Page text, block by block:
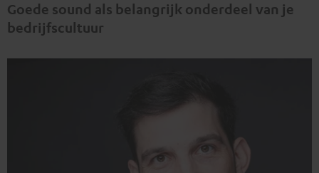
Goede sound als belangrijk onderdeel van je
bedrijfscultuur